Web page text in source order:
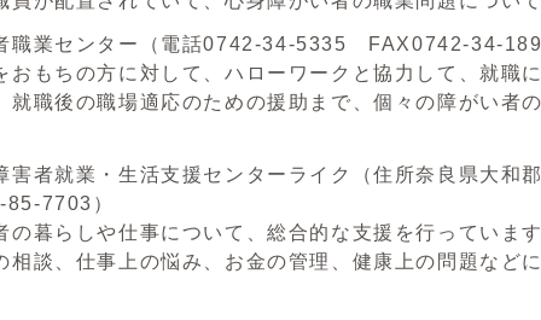
職業センター（電話0742-34-5335 FAX0742-34-
もちの方に対して、ハローワークと協力して、就職
就職後の職場適応のための援助まで、個々の障がい者
害者就業・生活支援センターライク（住所奈良県
7703）
暮らしや仕事について、総合的な支援を行っていま
相談、仕事上の悩み、お金の管理、健康上の問題など